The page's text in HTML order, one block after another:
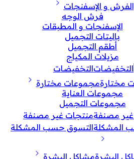
الفرش و الإسفنجات
فرش الوجه
الإسفنجات و المطبقات
باليتات التجميل
أطقم التجميل
مزيلات المكياج
التخفيضات
مجموعات مختارة
مجموعات العناية
مجموعات التجميل
منتجات غير مصنفة
التسوق حسب المشكلة
مشاكل البشرة